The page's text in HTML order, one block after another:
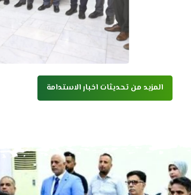
المزيد من تحديثات اخبار الاستدامة